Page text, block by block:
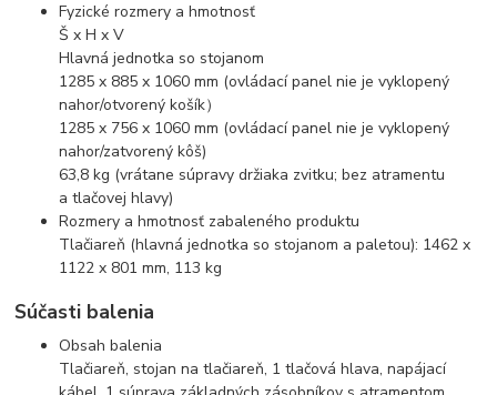
Fyzické rozmery a hmotnosť
Š x H x V
Hlavná jednotka so stojanom
1285 x 885 x 1060 mm (ovládací panel nie je vyklopený
nahor/otvorený košík）
1285 x 756 x 1060 mm (ovládací panel nie je vyklopený
nahor/zatvorený kôš)
63,8 kg (vrátane súpravy držiaka zvitku; bez atramentu
a tlačovej hlavy)
Rozmery a hmotnosť zabaleného produktu
Tlačiareň (hlavná jednotka so stojanom a paletou): 1462 x
1122 x 801 mm, 113 kg
Súčasti balenia
Obsah balenia
Tlačiareň, stojan na tlačiareň, 1 tlačová hlava, napájací